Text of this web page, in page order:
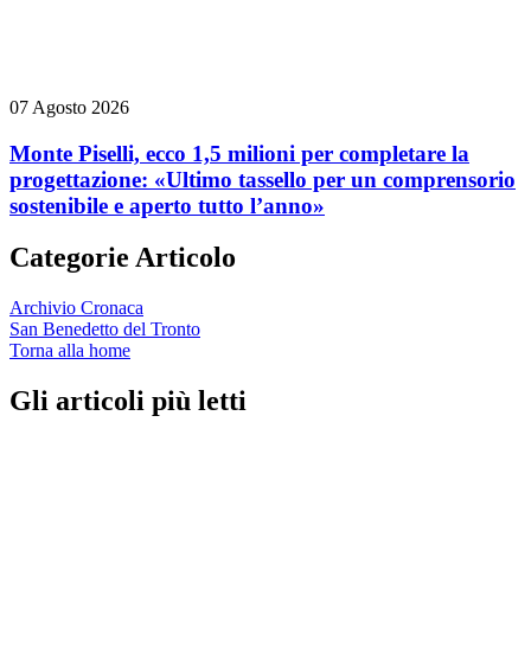
07 Agosto 2026
Monte Piselli, ecco 1,5 milioni per completare la
progettazione: «Ultimo tassello per un comprensorio
sostenibile e aperto tutto l’anno»
Categorie Articolo
Archivio Cronaca
San Benedetto del Tronto
Torna alla home
Gli articoli più letti